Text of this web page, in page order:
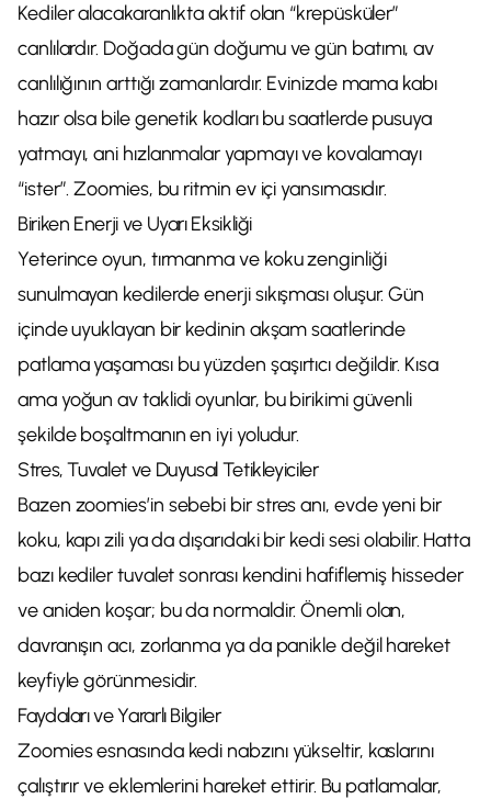
Kediler alacakaranlıkta aktif olan “krepüsküler”
canlılardır. Doğada gün doğumu ve gün batımı, av
canlılığının arttığı zamanlardır. Evinizde mama kabı
hazır olsa bile genetik kodları bu saatlerde pusuya
yatmayı, ani hızlanmalar yapmayı ve kovalamayı
“ister”. Zoomies, bu ritmin ev içi yansımasıdır.
Biriken Enerji ve Uyarı Eksikliği
Yeterince oyun, tırmanma ve koku zenginliği
sunulmayan kedilerde enerji sıkışması oluşur. Gün
içinde uyuklayan bir kedinin akşam saatlerinde
patlama yaşaması bu yüzden şaşırtıcı değildir. Kısa
ama yoğun av taklidi oyunlar, bu birikimi güvenli
şekilde boşaltmanın en iyi yoludur.
Stres, Tuvalet ve Duyusal Tetikleyiciler
Bazen zoomies’in sebebi bir stres anı, evde yeni bir
koku, kapı zili ya da dışarıdaki bir kedi sesi olabilir. Hatta
bazı kediler tuvalet sonrası kendini hafiflemiş hisseder
ve aniden koşar; bu da normaldir. Önemli olan,
davranışın acı, zorlanma ya da panikle değil hareket
keyfiyle görünmesidir.
Faydaları ve Yararlı Bilgiler
Zoomies esnasında kedi nabzını yükseltir, kaslarını
çalıştırır ve eklemlerini hareket ettirir. Bu patlamalar,